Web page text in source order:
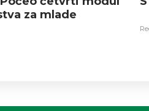
za mlade